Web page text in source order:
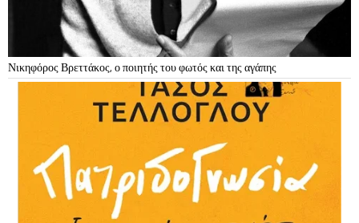
Νικηφόρος Βρεττάκος, ο ποιητής του φωτός και της αγάπης